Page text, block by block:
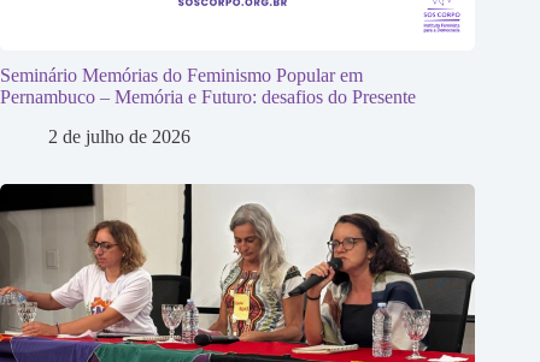
Seminário Memórias do Feminismo Popular em
Pernambuco – Memória e Futuro: desafios do Presente
2 de julho de 2026